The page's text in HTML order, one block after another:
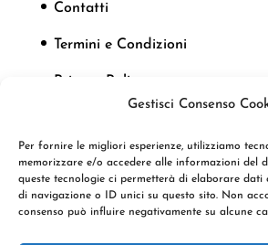
Gestisci Consenso
Per fornire le migliori esperienze, utilizziamo
memorizzare e/o accedere alle informazioni del
queste tecnologie ci permetterà di elaborare dati
di navigazione o ID unici su questo sito. Non
consenso può influire negativamente su alcune
Contatti
Termini e Condizioni
Privacy Policy
Seguici